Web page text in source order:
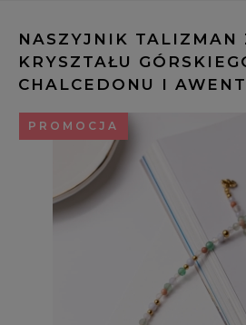
NASZYJNIK TALIZMAN
KRYSZTAŁU
CHALCEDONU I
PROMOCJA